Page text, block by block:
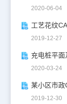
2020-06-04
工艺花纹
2019-12-27
充电桩平面
2020-03-24
某小区市政
2019-12-30